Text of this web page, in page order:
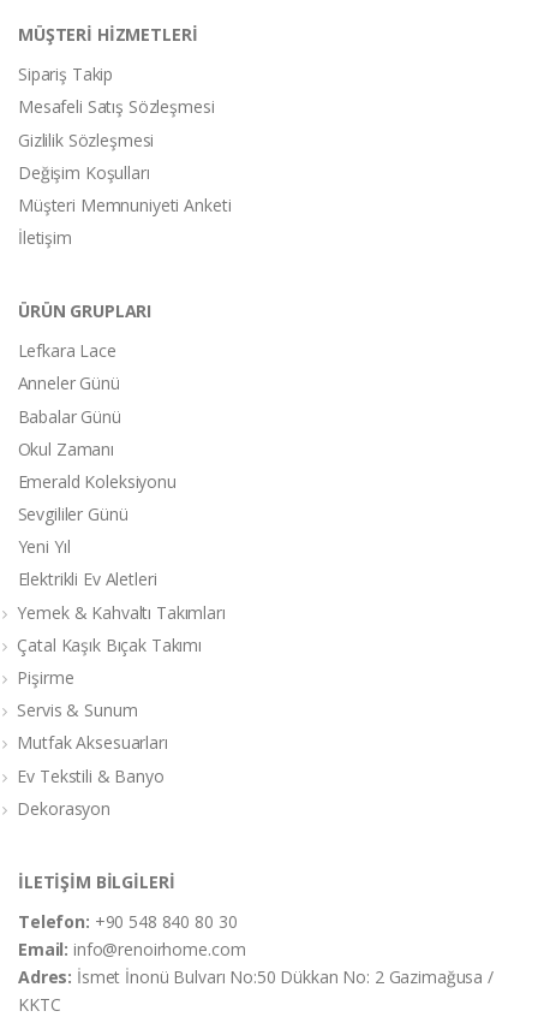
MÜŞTERİ HİZMETLERİ
Sipariş Takip
Mesafeli Satış Sözleşmesi
Gizlilik Sözleşmesi
Değişim Koşulları
Müşteri Memnuniyeti Anketi
İletişim
ÜRÜN GRUPLARI
Lefkara Lace
Anneler Günü
Babalar Günü
Okul Zamanı
Emerald Koleksiyonu
Sevgililer Günü
Yeni Yıl
Elektrikli Ev Aletleri
Yemek & Kahvaltı Takımları
Çatal Kaşık Bıçak Takımı
Pişirme
Servis & Sunum
Mutfak Aksesuarları
Ev Tekstili & Banyo
Dekorasyon
İLETİŞİM BİLGİLERİ
Telefon: +90 548 840 80 30
Email:info@renoirhome.com
Adres: İsmet İnonü Bulvarı No:50 Dükkan No: 2 Gazimağusa /
KKTC